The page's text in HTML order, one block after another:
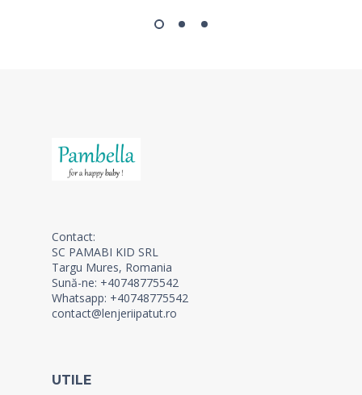
Contact:
SC PAMABI KID SRL
Targu Mures, Romania
Sună-ne: +40748775542
Whatsapp: +40748775542
contact@lenjeriipatut.ro
UTILE